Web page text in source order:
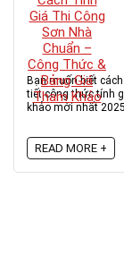
Bạn muốn biết
tiết công thức tính
khảo mới nhất
READ MORE +